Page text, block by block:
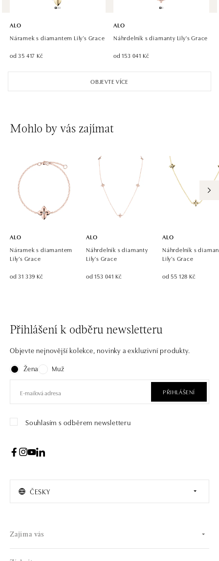
ALO diamonds Hilton, Košice
dnes otevřeno od 09:00
ALO diamonds OC Aupark, Bratislava
Einsteinova 18, 851 01 Bratislava
tel.: +421 917 090 891
ALO diamonds OC Avion, Bratislava
dnes otevřeno od 10:00
ALO diamonds OC Eurovea, Bratislava
Pribinova 8, 811 09 Bratislava
tel.: +421 917 090 700, +421 918 777 670
OBJEVTE VÍCE
ALO
Náramek s diamantem Lily’s Grace
od 35 417 Kč
ALO
Náhrdelník s diamanty Lily's Grace
od 153 041 Kč
Mohlo by vás zajímat
ALO
Náramek s diamantem
Lily’s Grace
od 31 339 Kč
ALO
Náhrdelník s diamanty
Lily's Grace
od 153 041 Kč
ALO
Náhrdelník s
Lily’s Grace
od 55 128 Kč
Přihlášení k odběru newsletteru
Objevte nejnovější kolekce, novinky a exkluzivní produkty.
Žena
Muž
PŘIHLÁŠENÍ
Souhlasím s odběrem newsletteru
ČESKY
Zajíma vás